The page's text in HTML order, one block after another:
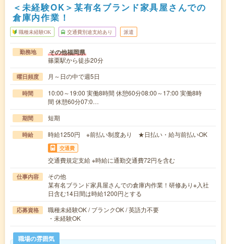
＜未経験OK＞某有名ブランド家具屋さんでの
倉庫内作業！
職種未経験OK 交通費別途支給あり 派遣
勤務地 その他福岡県
篠栗駅から徒歩20分
曜日頻度 月～日の中で週5日
時間
10:00～19:00 実働8時間 休憩60分08:00～17:00 実働8時
間 休憩60分07:0…
期間 短期
時給 時給1250円 ※前払い制度あり ★日払い・給与前払いOK
交通費
交通費規定支給 ※時給に通勤交通費72円を含む
仕事内容
その他
某有名ブランド家具屋さんでの倉庫内作業！研修あり※入社
日含む14日間は時給1200円とする
応募資格
職種未経験OK / ブランクOK / 英語力不要
・未経験OK
職場の雰囲気